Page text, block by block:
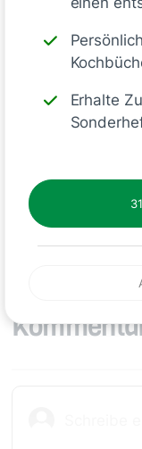
Erhalte
Grill für
Deine